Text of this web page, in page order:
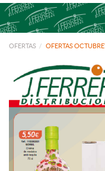
OFERTAS OFERTAS